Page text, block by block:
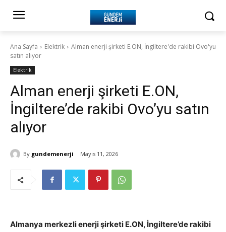
Ana Sayfa Elektrik
Alman enerji şirketi E.ON, İngiltere'de rakibi Ovo'yu
satın alıyor
Elektrik
Alman enerji şirketi E.ON,
İngiltere’de rakibi Ovo’yu satın
alıyor
By gundemenerji Mayıs 11, 2026
Almanya merkezli enerji şirketi E.ON, İngiltere’de rakibi